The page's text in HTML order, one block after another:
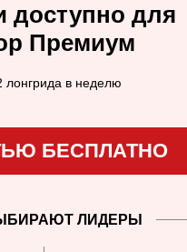
доступно для
Премиум
в неделю
БЕСПЛАТНО
ЛИДЕРЫ